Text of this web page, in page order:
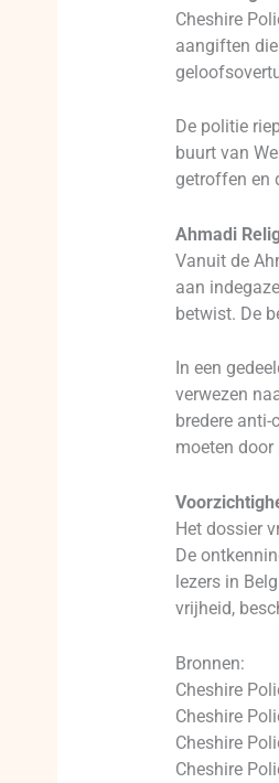
Cheshire
aangiften
De politie
buurt van
getroffen en
Ahmadi
Vanuit de
aan
betwist. De
In een
verwezen
bredere
moeten
Het dossier
De
lezers in
vrijheid,
Bronnen:
Cheshire
Cheshire
Cheshire
Cheshire